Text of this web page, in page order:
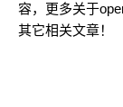
容，更多关于
其它相关文章！